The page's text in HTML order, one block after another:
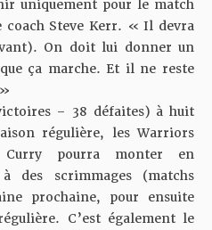
uniquement pour le match
Steve Kerr. « Il devra
On doit lui donner un
ça marche. Et il ne reste
– 38 défaites) à huit
régulière, les Warriors
Curry pourra monter en
des scrimmages (matchs
prochaine, pour ensuite
C’est également le